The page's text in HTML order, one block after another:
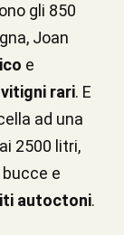
gli 850
Joan
e
vitigni rari. E
ad una
2500 litri,
e
autoctoni.